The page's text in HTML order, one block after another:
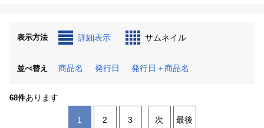
表示方法 詳細表示 サムネイル
並べ替え 商品名 発行日 発行日＋商品名
68件あります
1 2 3 次 最後